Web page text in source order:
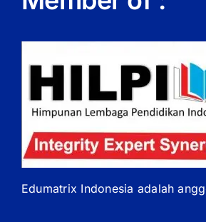
Edumatrix Indonesia adalah